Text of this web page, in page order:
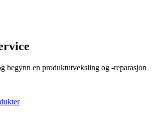
begynn en produktutveksling og -reparasjon